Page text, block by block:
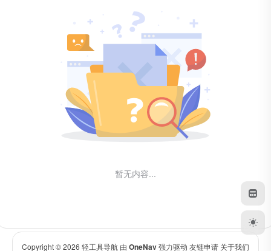
暂无内容...
Copyright © 2026 轻工具导航 由 OneNav强力驱动 友链申请 关于我们